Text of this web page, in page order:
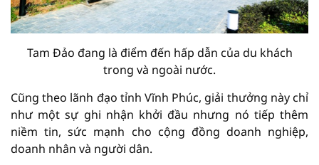
Tam Đảo đang là điểm đến hấp dẫn của du khách
trong và ngoài nước.
Cũng theo lãnh đạo tỉnh Vĩnh Phúc, giải thưởng này chỉ
như một sự ghi nhận khởi đầu nhưng nó tiếp thêm
niềm tin, sức mạnh cho cộng đồng doanh nghiệp,
doanh nhân và người dân.